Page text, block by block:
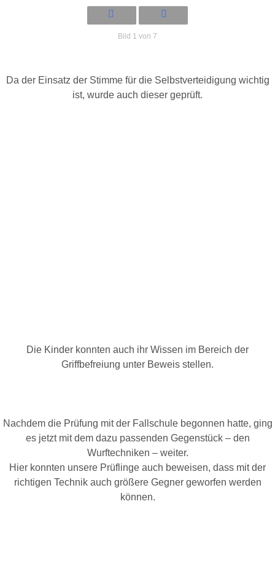
Bild 1 von 7
Da der Einsatz der Stimme für die Selbstverteidigung wichtig
ist, wurde auch dieser geprüft.
Die Kinder konnten auch ihr Wissen im Bereich der
Griffbefreiung unter Beweis stellen.
Nachdem die Prüfung mit der Fallschule begonnen hatte, ging
es jetzt mit dem dazu passenden Gegenstück – den
Wurftechniken – weiter.
Hier konnten unsere Prüflinge auch beweisen, dass mit der
richtigen Technik auch größere Gegner geworfen werden
können.